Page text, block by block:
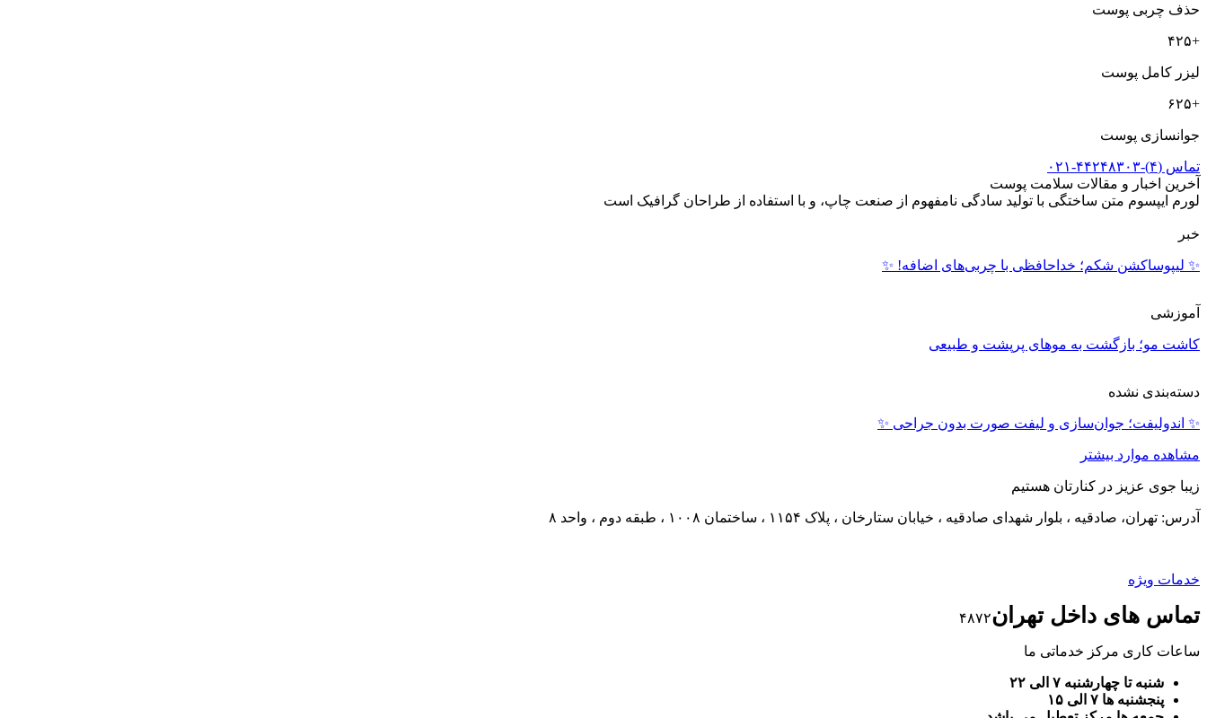
حذف چربی پوست
+۴۲۵
لیزر کامل پوست
+۶۲۵
جوانسازی پوست
تماس (۴)-۴۴۲۴۸۳۰۳-۰۲۱
آخرین اخبار و مقالات سلامت پوست
لورم ایپسوم متن ساختگی با تولید سادگی نامفهوم از صنعت چاپ، و با استفاده از طراحان گرافیک است
خبر
✨ لیپوساکشن شکم؛ خداحافظی با چربی‌های اضافه! ✨
آموزشی
کاشت مو؛ بازگشت به موهای پرپشت و طبیعی
دسته‌بندی نشده
✨ اندولیفت؛ جوان‌سازی و لیفت صورت بدون جراحی ✨
مشاهده موارد بیشتر
زیبا جوی عزیز در کنارتان هستیم
آدرس: تهران، صادقیه ، بلوار شهدای صادقیه ، خیابان ستارخان ، پلاک ۱۱۵۴ ، ساختمان ۱۰۰۸ ، طبقه دوم ، واحد ۸
خدمات ویژه
تماس های داخل تهران۴۸۷۲
ساعات کاری مرکز خدماتی ما
شنبه تا چهارشنبه ۷ الی ۲۲
پنجشنبه ها ۷ الی ۱۵